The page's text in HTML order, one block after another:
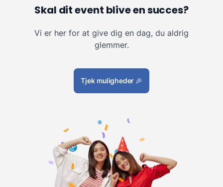
Skal dit event blive en succes?
Vi er her for at give dig en dag, du aldrig
glemmer.
Tjek muligheder 🎉